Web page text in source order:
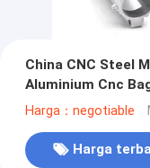
China CNC Steel
Aluminium Cnc
Harga：negotiable
Harga